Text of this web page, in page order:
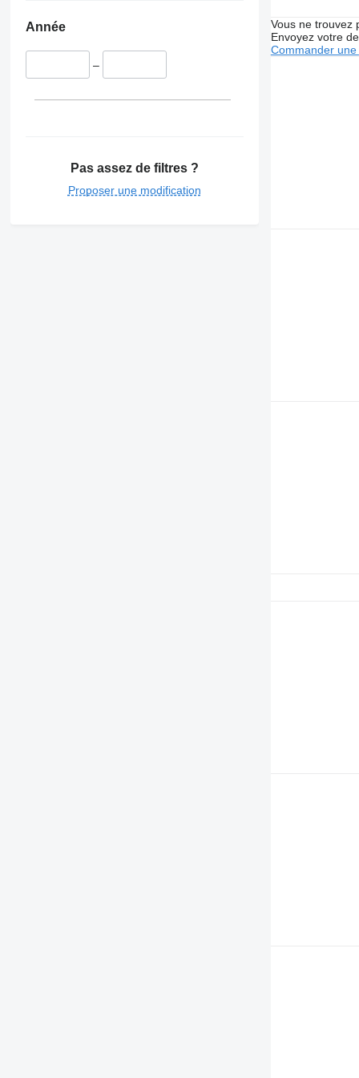
Année
–
Pas assez de filtres ?
Proposer une modification
Vous ne trouvez
Envoyez votre
Commander